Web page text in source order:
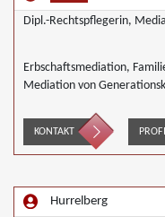
Dipl.-Rechtspflegerin,
Erbschaftsmediation,
Mediation von
KONTAKT
Hurrelberg